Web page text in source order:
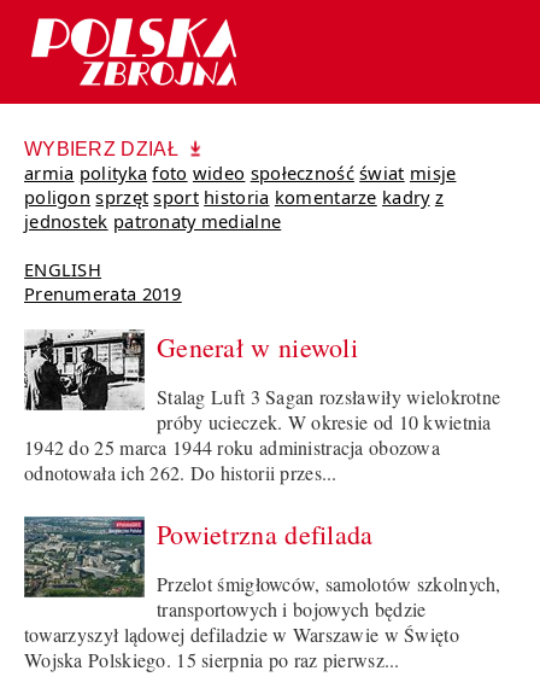
WYBIERZ DZIAŁ
armia polityka foto wideo społeczność świat misje
poligon sprzęt sport historia komentarze kadry z
jednostek patronaty medialne
ENGLISH
Prenumerata 2019
Generał w niewoli
Stalag Luft 3 Sagan rozsławiły wielokrotne
próby ucieczek. W okresie od 10 kwietnia
1942 do 25 marca 1944 roku administracja obozowa
odnotowała ich 262. Do historii przes...
Powietrzna defilada
Przelot śmigłowców, samolotów szkolnych,
transportowych i bojowych będzie
towarzyszył lądowej defiladzie w Warszawie w Święto
Wojska Polskiego. 15 sierpnia po raz pierwsz...